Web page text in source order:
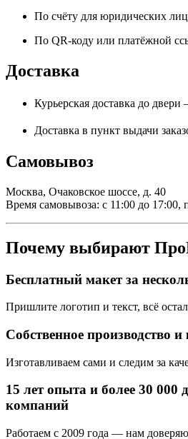
По счёту для юридических лиц
По QR-коду или платёжной
Доставка
Курьерская доставка до
Доставка в пункт выдачи
Самовывоз
Москва, Очаковское шоссе, д. 40
Время самовывоза: с 11:00 до 17:00,
Почему выбирают
Бесплатный макет за
Пришлите логотип и текст, всё
Собственное производство и
Изготавливаем сами и следим за
15 лет опыта и более 30 000
компаний
Работаем с 2009 года — нам